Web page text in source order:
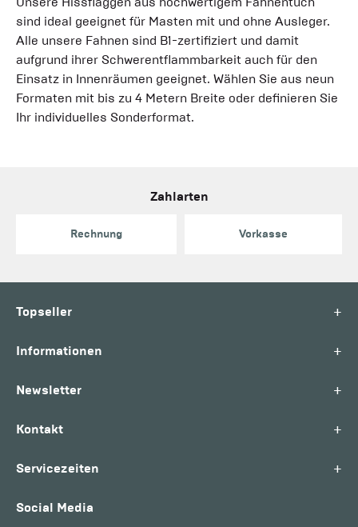
sind ideal geeignet für Masten mit und ohne Ausleger.
Alle unsere Fahnen sind B1-zertifiziert und damit
aufgrund ihrer Schwerentflammbarkeit auch für den
Einsatz in Innenräumen geeignet. Wählen Sie aus neun
Formaten mit bis zu 4 Metern Breite oder definieren Sie
Ihr individuelles Sonderformat.
Zahlarten
Rechnung Vorkasse
Topseller +
Informationen +
Newsletter +
Kontakt +
Servicezeiten +
Social Media